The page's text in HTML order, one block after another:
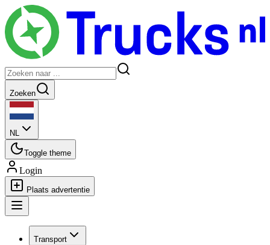
Zoeken
NL
Toggle theme
Login
Plaats advertentie
Transport